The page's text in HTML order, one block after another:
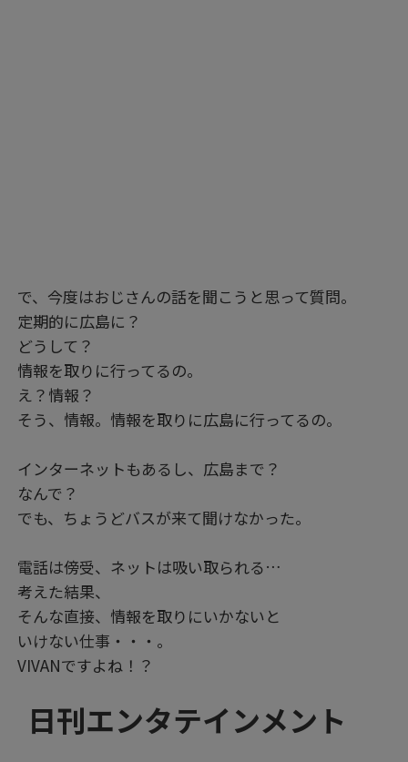
で、今度はおじさんの話を聞こうと思って質問。
定期的に広島に？
どうして？
情報を取りに行ってるの。
え？情報？
そう、情報。情報を取りに広島に行ってるの。
インターネットもあるし、広島まで？
なんで？
でも、ちょうどバスが来て聞けなかった。
電話は傍受、ネットは吸い取られる…
考えた結果、
そんな直接、情報を取りにいかないと
いけない仕事・・・。
VIVANですよね！？
日刊エンタテインメント